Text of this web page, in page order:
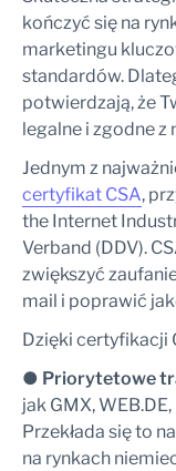
kończyć się na
marketingu
standardów.
potwierdzają, że
legalne i zgodne
Jednym z
certyfikat CSA,
the Internet
Verband (DDV).
zwiększyć
mail i poprawić
Dzięki certyfikacji
● Priorytetowe
jak GMX,
Przekłada się to
na rynkach